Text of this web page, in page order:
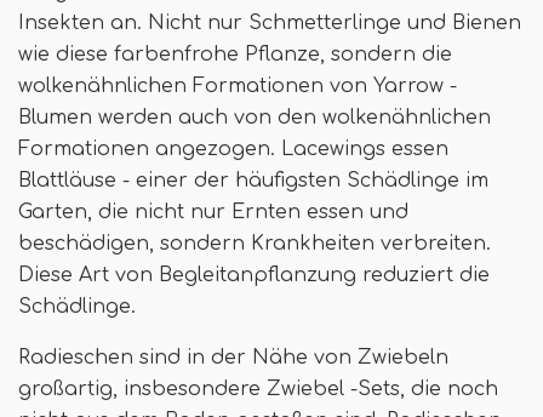
Insekten an. Nicht nur Schmetterlinge und Bienen
wie diese farbenfrohe Pflanze, sondern die
wolkenähnlichen Formationen von Yarrow -
Blumen werden auch von den wolkenähnlichen
Formationen angezogen. Lacewings essen
Blattläuse - einer der häufigsten Schädlinge im
Garten, die nicht nur Ernten essen und
beschädigen, sondern Krankheiten verbreiten.
Diese Art von Begleitanpflanzung reduziert die
Schädlinge.
Radieschen sind in der Nähe von Zwiebeln
großartig, insbesondere Zwiebel -Sets, die noch